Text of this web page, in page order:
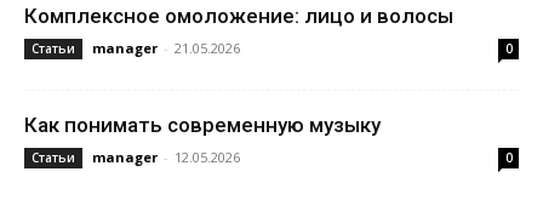
Комплексное омоложение: лицо и волосы
Статьи manager - 21.05.2026 0
Как понимать современную музыку
Статьи manager - 12.05.2026 0